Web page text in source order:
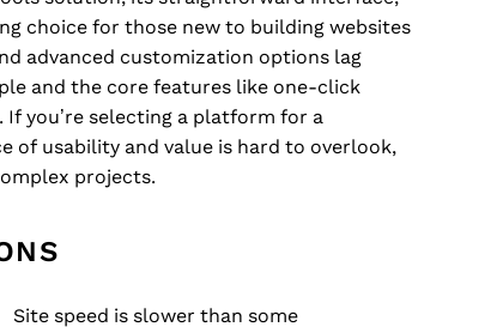
choice for those new to building websites
advanced customization options lag
and the core features like one-click
you’re selecting a platform for a
of usability and value is hard to overlook,
projects.
Site speed is slower than some